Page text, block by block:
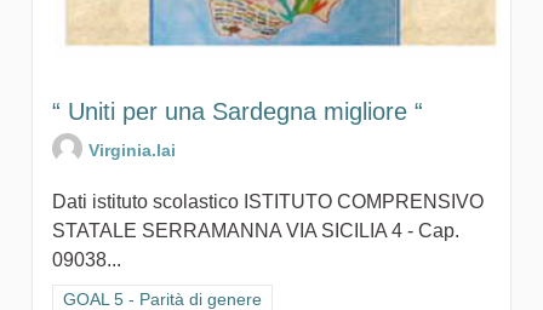
“ Uniti per una Sardegna migliore “
Virginia.lai
Dati istituto scolastico ISTITUTO COMPRENSIVO
STATALE SERRAMANNA VIA SICILIA 4 - Cap.
09038...
Filtra i risultati per categoria: GOAL 5 - Parità di genere
GOAL 5 - Parità di genere